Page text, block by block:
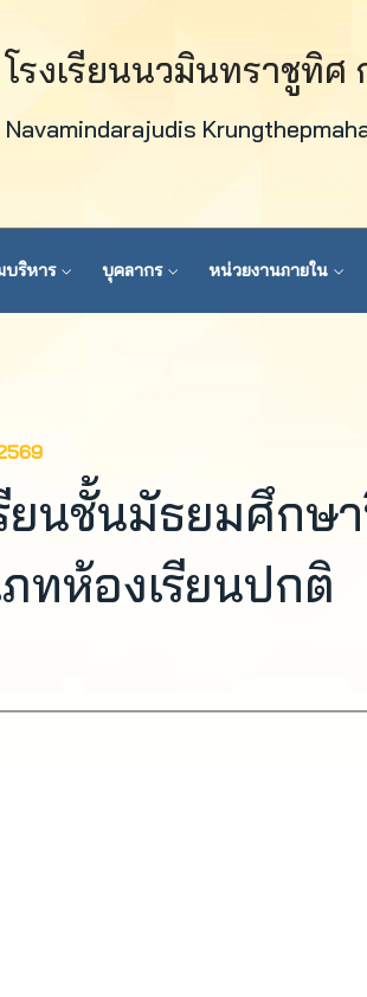
โรงเรียนนวมินทราชูทิศ
Navamindarajudis
บริหาร บุคลากร หน่วยงานภายใน
ยนชั้นมัธยมศึกษ
ทห้องเรียนปกติ